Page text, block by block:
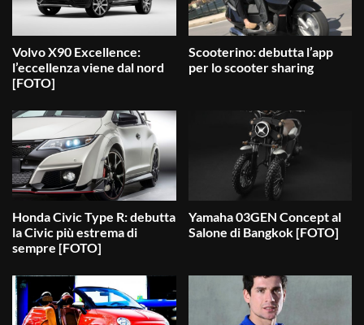
Volvo X90 Excellence:
l’eccellenza viene dal nord
[FOTO]
Scooterino: debutta l’app
per lo scooter sharing
Honda Civic Type R: debutta
la Civic più estrema di
sempre [FOTO]
Yamaha 03GEN Concept al
Salone di Bangkok [FOTO]